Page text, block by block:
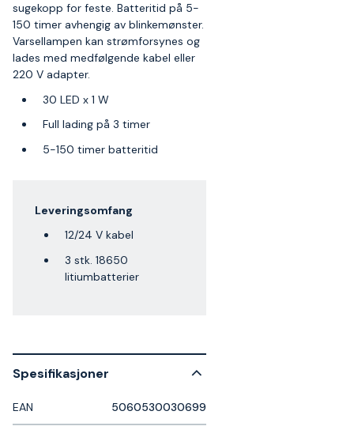
sugekopp for feste. Batteritid på 5-
150 timer avhengig av blinkemønster.
Varsellampen kan strømforsynes og
lades med medfølgende kabel eller
220 V adapter.
30 LED x 1 W
Full lading på 3 timer
5-150 timer batteritid
Leveringsomfang
12/24 V kabel
3 stk. 18650
litiumbatterier
Spesifikasjoner
EAN 5060530030699